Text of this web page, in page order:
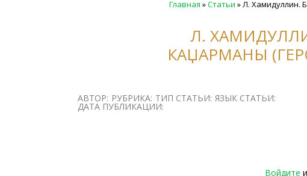
Главная »Статьи »Л. Хамидуллин.
Л.
КАЏАРМАНЫ
АВТОР: РУБРИКА: ТИП СТАТЬИ: ЯЗЫК СТАТЬИ:
ДАТА ПУБЛИКАЦИИ:
Войдите